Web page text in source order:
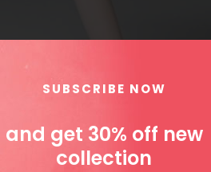
SUBSCRIBE NOW
and get 30% off new
collection